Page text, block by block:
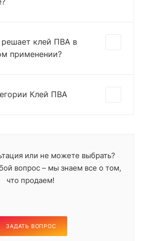
решает клей ПВА в
применении?
Клей ПВА
или не можете выбрать?
вопрос – мы знаем все о том,
что продаем!
ЗАДАТЬ ВОПРОС